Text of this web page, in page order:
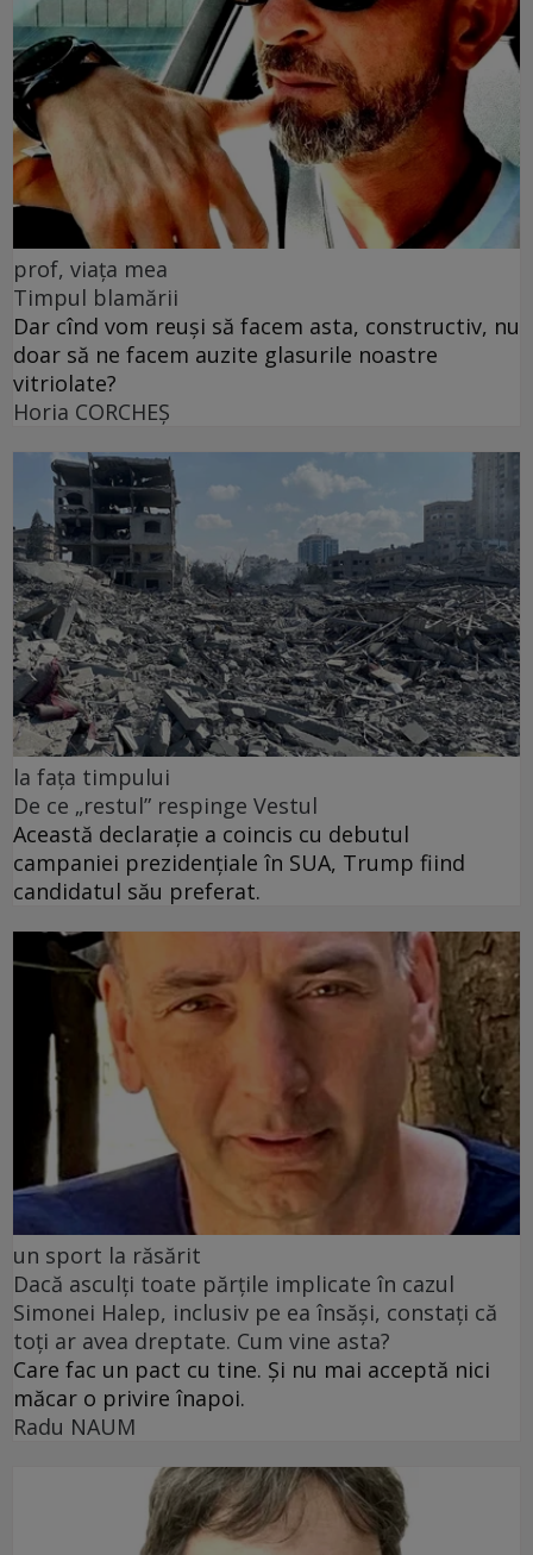
prof, viața mea
Timpul blamării
Dar cînd vom reuși să facem asta, constructiv, nu
doar să ne facem auzite glasurile noastre
vitriolate?
Horia CORCHEŞ
la fața timpului
De ce „restul” respinge Vestul
Această declarație a coincis cu debutul
campaniei prezidențiale în SUA, Trump fiind
candidatul său preferat.
un sport la răsărit
Dacă asculți toate părțile implicate în cazul
Simonei Halep, inclusiv pe ea însăși, constați că
toți ar avea dreptate. Cum vine asta?
Care fac un pact cu tine. Și nu mai acceptă nici
măcar o privire înapoi.
Radu NAUM